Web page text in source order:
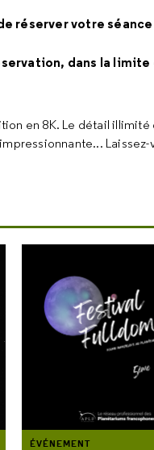
réserver votre
dans la limite
en 8K. Le détail illimité
Laissez-
ÉVÉNEMENT